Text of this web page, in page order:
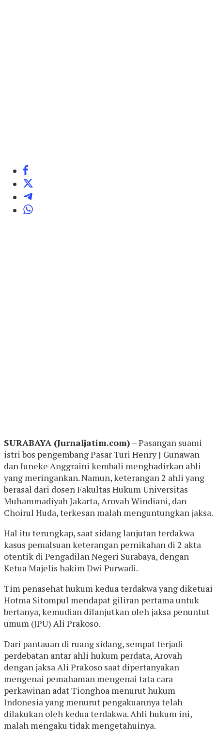
SURABAYA (Jurnaljatim.com) – Pasangan suami
istri bos pengembang Pasar Turi Henry J Gunawan
dan Iuneke Anggraini kembali menghadirkan ahli
yang meringankan. Namun, keterangan 2 ahli yang
berasal dari dosen Fakultas Hukum Universitas
Muhammadiyah Jakarta, Arovah Windiani, dan
Choirul Huda, terkesan malah menguntungkan jaksa.
Hal itu terungkap, saat sidang lanjutan terdakwa
kasus pemalsuan keterangan pernikahan di 2 akta
otentik di Pengadilan Negeri Surabaya, dengan
Ketua Majelis hakim Dwi Purwadi.
Tim penasehat hukum kedua terdakwa yang diketuai
Hotma Sitompul mendapat giliran pertama untuk
bertanya, kemudian dilanjutkan oleh jaksa penuntut
umum (JPU) Ali Prakoso.
Dari pantauan di ruang sidang, sempat terjadi
perdebatan antar ahli hukum perdata, Arovah
dengan jaksa Ali Prakoso saat dipertanyakan
mengenai pemahaman mengenai tata cara
perkawinan adat Tionghoa menurut hukum
Indonesia yang menurut pengakuannya telah
dilakukan oleh kedua terdakwa. Ahli hukum ini,
malah mengaku tidak mengetahuinya.